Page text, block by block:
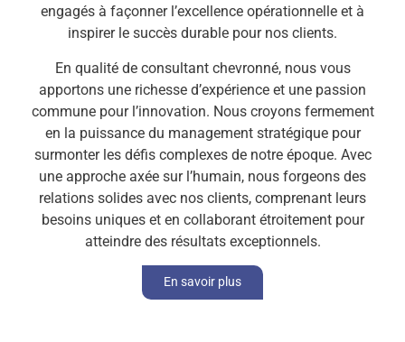
engagés à façonner l’excellence opérationnelle et à
inspirer le succès durable pour nos clients.
En qualité de consultant chevronné, nous vous
apportons une richesse d’expérience et une passion
commune pour l’innovation. Nous croyons fermement
en la puissance du management stratégique pour
surmonter les défis complexes de notre époque. Avec
une approche axée sur l’humain, nous forgeons des
relations solides avec nos clients, comprenant leurs
besoins uniques et en collaborant étroitement pour
atteindre des résultats exceptionnels.
En savoir plus